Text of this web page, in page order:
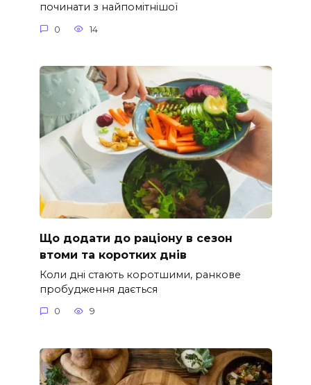
починати з найпомітнішої
0 14
Що додати до раціону в сезон
втоми та коротких днів
Коли дні стають коротшими, ранкове
пробудження дається
0 9